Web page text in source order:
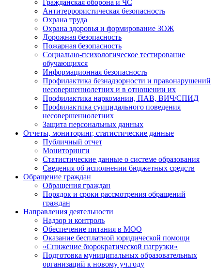
Гражданская оборона и ЧС
Антитеррористическая безопасность
Охрана труда
Охрана здоровья и формирование ЗОЖ
Дорожная безопасность
Пожарная безопасность
Социально-психологическое тестирование
обучающихся
Информационная безопасность
Профилактика безнадзорности и правонарушений
несовершеннолетних и в отношении их
Профилактика наркомании, ПАВ, ВИЧ/СПИД
Профилактика суицидального поведения
несовершеннолетних
Защита персональных данных
Отчеты, мониторинг, статистические данные
Публичный отчет
Мониторинги
Статистические данные о системе образования
Сведения об исполнении бюджетных средств
Обращение граждан
Обращения граждан
Порядок и сроки рассмотрения обращений
граждан
Направления деятельности
Надзор и контроль
Обеспечение питания в МОО
Оказание бесплатной юридической помощи
«Снижение бюрократической нагрузки»
Подготовка муниципальных образовательных
организаций к новому уч.году